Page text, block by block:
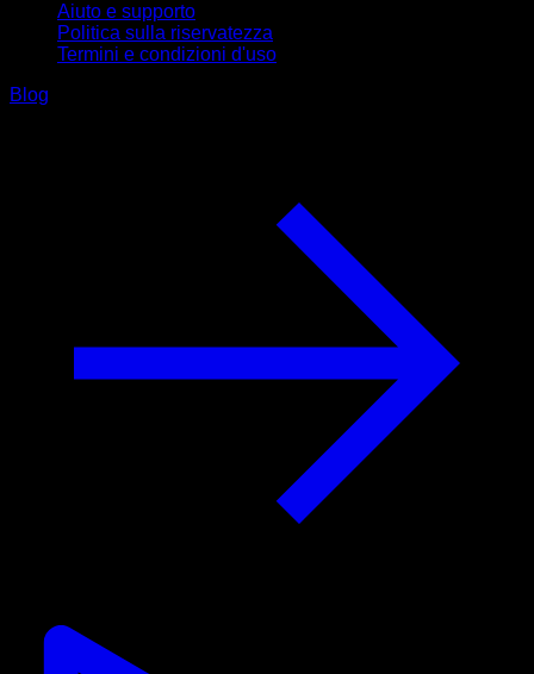
Aiuto e supporto
Politica sulla riservatezza
Termini e condizioni d'uso
Blog